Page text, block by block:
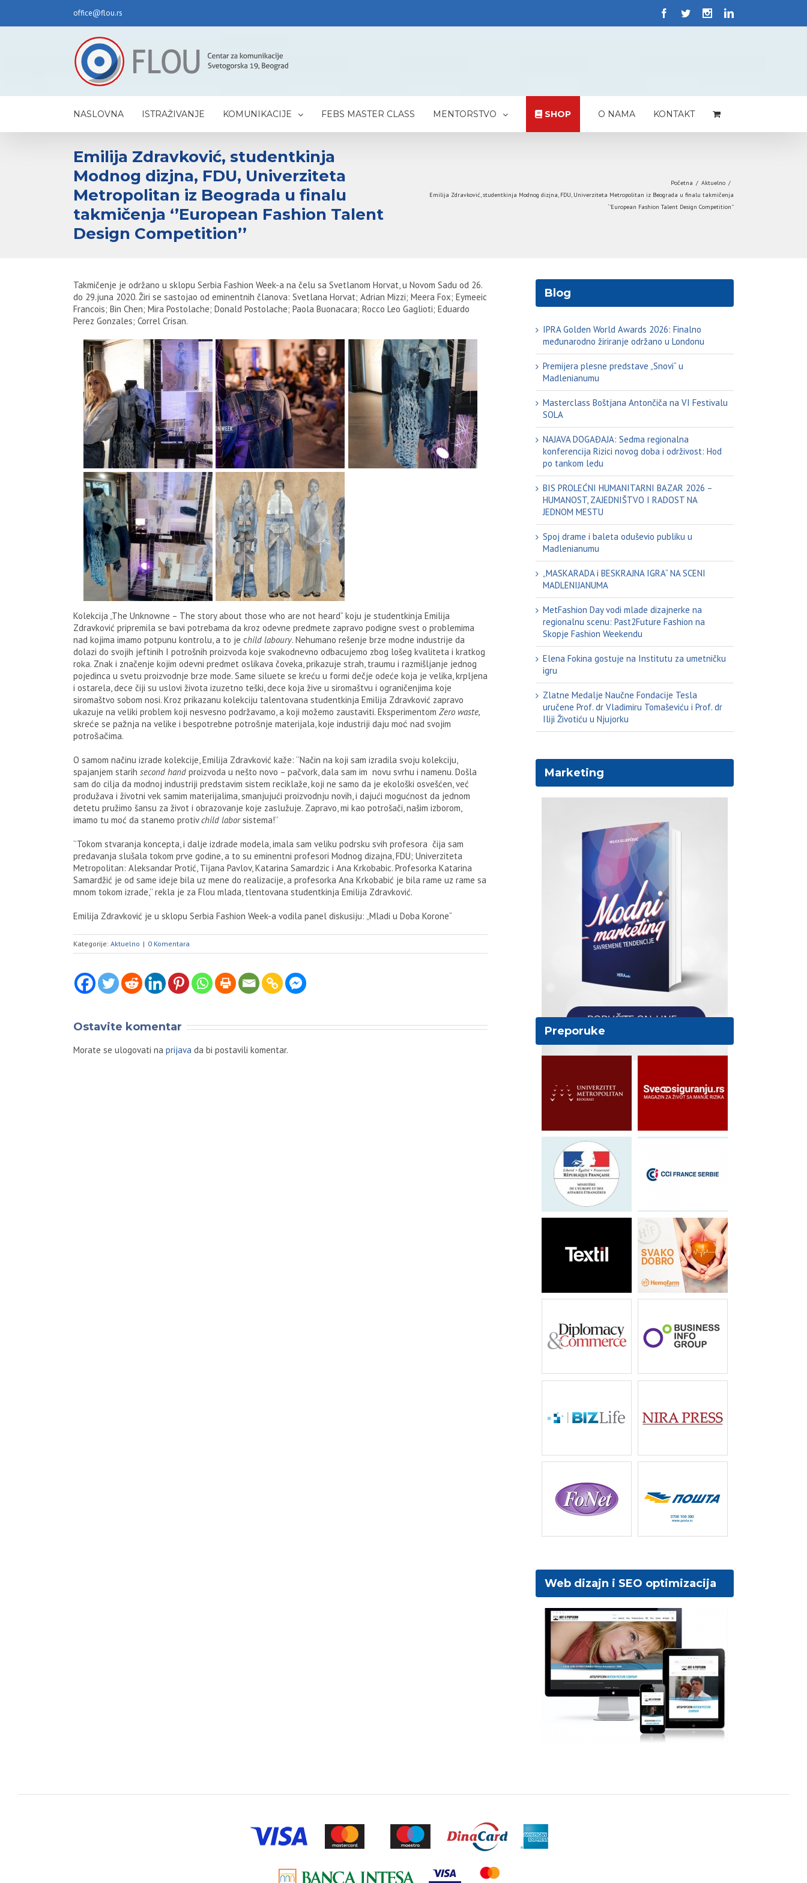
office@flou.rs
NASLOVNA ISTRAŽIVANJE KOMUNIKACIJE FEBS MASTER CLASS MENTORSTVO SHOP O NAMA KONTAKT
Emilija Zdravković, studentkinja
Modnog dizjna, FDU, Univerziteta
Metropolitan iz Beograda u finalu
takmičenja ‘’European Fashion Talent
Design Competition’’
Početna / Aktuelno /
Emilija Zdravković, studentkinja Modnog dizjna, FDU, Univerziteta Metropolitan iz Beograda u finalu takmičenja
‘’European Fashion Talent Design Competition’’
Takmičenje je održano u sklopu Serbia Fashion Week-a na čelu sa Svetlanom Horvat, u Novom Sadu od 26.
do 29.juna 2020. Žiri se sastojao od eminentnih članova: Svetlana Horvat; Adrian Mizzi; Meera Fox; Eymeeic
Francois; Bin Chen; Mira Postolache; Donald Postolache; Paola Buonacara; Rocco Leo Gaglioti; Eduardo
Perez Gonzales; Correl Crisan.
Kolekcija „The Unknowne – The story about those who are not heard“ koju je studentkinja Emilija
Zdravković pripremila se bavi potrebama da kroz odevne predmete zapravo podigne svest o problemima
nad kojima imamo potpunu kontrolu, a to je child laboury. Nehumano rešenje brze modne industrije da
dolazi do svojih jeftinih I potrošnih proizvoda koje svakodnevno odbacujemo zbog lošeg kvaliteta i kratkog
roka. Znak i značenje kojim odevni predmet oslikava čoveka, prikazuje strah, traumu i razmišljanje jednog
pojedinca u svetu proizvodnje brze mode. Same siluete se kreću u formi dečje odeće koja je velika, krpljena
i ostarela, dece čiji su uslovi života izuzetno teški, dece koja žive u siromaštvu i ograničenjima koje
siromaštvo sobom nosi. Kroz prikazanu kolekciju talentovana studentkinja Emilija Zdravković zapravo
ukazuje na veliki problem koji nesvesno podržavamo, a koji možemo zaustaviti. Eksperimentom Zero waste,
skreće se pažnja na velike i bespotrebne potrošnje materijala, koje industriji daju moć nad svojim
potrošačima.
O samom načinu izrade kolekcije, Emilija Zdravković kaže: ‘’Način na koji sam izradila svoju kolekciju,
spajanjem starih second hand proizvoda u nešto novo – pačvork, dala sam im novu svrhu i namenu. Došla
sam do cilja da modnoj industriji predstavim sistem reciklaže, koji ne samo da je ekološki osvešćen, već
produžava i životni vek samim materijalima, smanjujući proizvodnju novih, i dajući mogućnost da jednom
detetu pružimo šansu za život i obrazovanje koje zaslužuje. Zapravo, mi kao potrošači, našim izborom,
imamo tu moć da stanemo protivchild laborsistema!’’
‘’Tokom stvaranja koncepta, i dalje izdrade modela, imala sam veliku podrsku svih profesora čija sam
predavanja slušala tokom prve godine, a to su eminentni profesori Modnog dizajna, FDU; Univerziteta
Metropolitan: Aleksandar Protić, Tijana Pavlov, Katarina Samardzic i Ana Krkobabic. Profesorka Katarina
Samardžić je od same ideje bila uz mene do realizacije, a profesorka Ana Krkobabić je bila rame uz rame sa
mnom tokom izrade,’’ rekla je za Flou mlada, tlentovana studentkinja Emilija Zdravković.
Emilija Zdravković je u sklopu Serbia Fashion Week-a vodila panel diskusiju: „Mladi u Doba Korone“
Kategorije: Aktuelno | 0 Komentara
Ostavite komentar
Morate se ulogovati na prijava da bi postavili komentar.
Blog
IPRA Golden World Awards 2026: Finalno
međunarodno žiriranje održano u Londonu
Premijera plesne predstave „Snovi“ u
Madlenianumu
Masterclass Boštjana Antončiča na VI Festivalu
SOLA
NAJAVA DOGAĐAJA: Sedma regionalna
konferencija Rizici novog doba i održivost: Hod
po tankom ledu
BIS PROLEĆNI HUMANITARNI BAZAR 2026 –
HUMANOST, ZAJEDNIŠTVO I RADOST NA
JEDNOM MESTU
Spoj drame i baleta oduševio publiku u
Madlenianumu
„MASKARADA i BESKRAJNA IGRA“ NA SCENI
MADLENIJANUMA
MetFashion Day vodi mlade dizajnerke na
regionalnu scenu: Past2Future Fashion na
Skopje Fashion Weekendu
Elena Fokina gostuje na Institutu za umetničku
igru
Zlatne Medalje Naučne Fondacije Tesla
uručene Prof. dr Vladimiru Tomaševiću i Prof. dr
Iliji Životiću u Njujorku
Marketing
Preporuke
Web dizajn i SEO optimizacija